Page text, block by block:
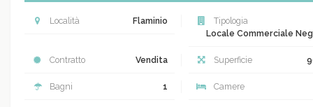
Località Flaminio
Tipologia
Locale Commerciale
Contratto Vendita Superficie
Bagni 1 Camere